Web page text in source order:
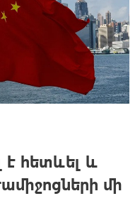
է հետևել և
մի